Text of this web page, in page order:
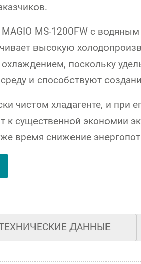
MS-1200FW с
высокую
поскольку
и способствуют
чистом хладагенте, и
к существенной экономии
время снижение
ДАННЫЕ